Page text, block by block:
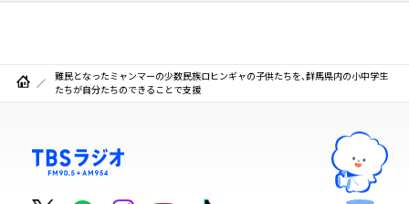
難民となったミャンマーの少数民族ロヒンギャの子供たちを、群馬県内の小中学生
たちが自分たちのできることで支援